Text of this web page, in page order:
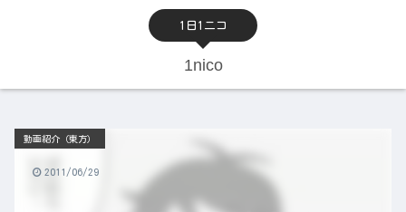
1日1ニコ
1nico
動画紹介（東方）
2011/06/29